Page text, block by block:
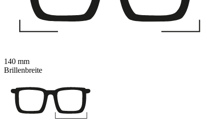
140 mm
Brillenbreite